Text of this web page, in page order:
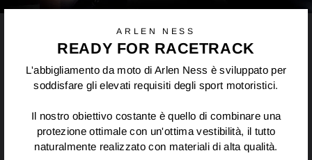
ARLEN NESS
READY FOR RACETRACK
L'abbigliamento da moto di Arlen Ness è sviluppato per
soddisfare gli elevati requisiti degli sport motoristici.
Il nostro obiettivo costante è quello di combinare una
protezione ottimale con un'ottima vestibilità, il tutto
naturalmente realizzato con materiali di alta qualità.